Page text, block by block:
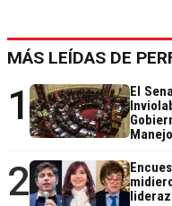
MÁS LEÍDAS DE
1
El
2